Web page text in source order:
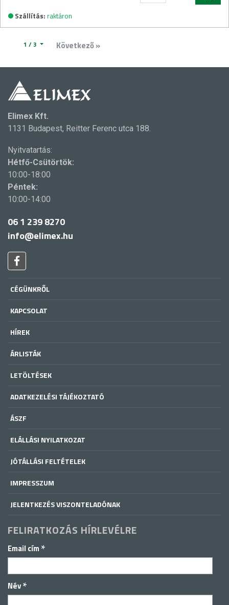
Szállítás: raktáron
1 / 3 Következő »
Elimex Kft.
1131 Budapest, Reitter Ferenc utca 188.
Nyitvatartás:
Hétfő-Csütörtök:
10:00-18:00
Péntek:
10:00-14:00
06 1 239 8270
info@elimex.hu
CÉGÜNKRŐL
KAPCSOLAT
HÍREK
ÁRLISTÁK
LETÖLTÉSEK
ADATKEZELÉSI TÁJÉKOZTATÓ
ÁSZF
ELÁLLÁSI NYILATKOZAT
JÓTÁLLÁSI FELTÉTELEK
IMPRESSZUM
JELENTKEZÉS VISZONTELADÓNAK
FELIRATKOZÁS HÍRLEVÉLRE
Email cím *
Név*